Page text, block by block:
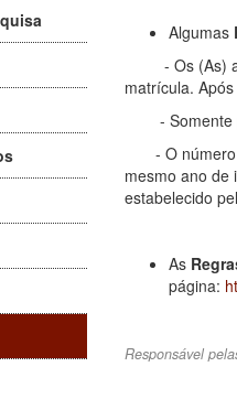
Algumas
- Os (As)
matrícula.
- Somente
- O número
mesmo ano de
estabelecido
As
página:
Responsável